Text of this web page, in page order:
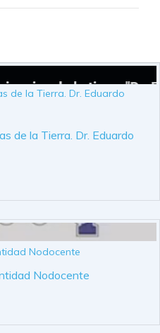
de la Tierra. Dr. Eduardo
Nodocente